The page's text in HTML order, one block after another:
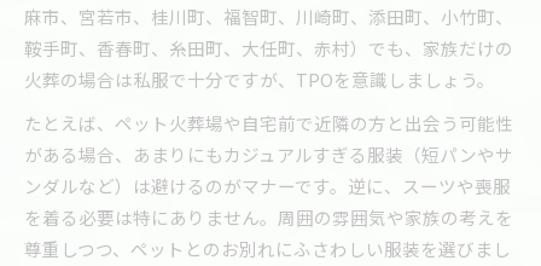
麻市、宮若市、桂川町、福智町、川崎町、添田町、小竹町、
鞍手町、香春町、糸田町、大任町、赤村）でも、家族だけの
火葬の場合は私服で十分ですが、TPOを意識しましょう。
たとえば、ペット火葬場や自宅前で近隣の方と出会う可能性
がある場合、あまりにもカジュアルすぎる服装（短パンやサ
ンダルなど）は避けるのがマナーです。逆に、スーツや喪服
を着る必要は特にありません。周囲の雰囲気や家族の考えを
尊重しつつ、ペットとのお別れにふさわしい服装を選びまし